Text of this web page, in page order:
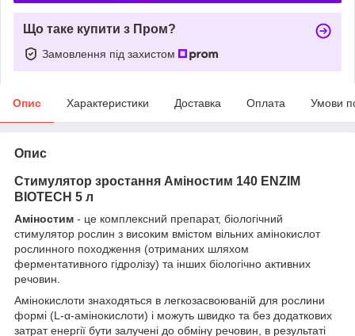
Що таке купити з Пром?
Замовлення під захистом
Опис Характеристики Доставка Оплата Умови
Опис
Стимулятор зростання Аміностим 140 ENZIM
BIOTECH 5 л
Аміностим - це комплексний препарат, біологічний
стимулятор рослин з високим вмістом вільних амінокислот
рослинного походження (отриманих шляхом
ферментативного гідролізу) та інших біологічно активних
речовин.
Амінокислоти знаходяться в легкозасвоюваній для рослини
формі (L-α-амінокислоти) і можуть швидко та без додаткових
затрат енергії бути залучені до обміну речовин, в результаті